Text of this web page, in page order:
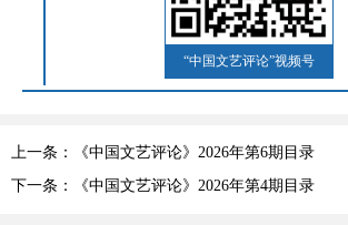
“中国文艺评论”视频号
上一条：《中国文艺评论》2026年第6期目录
下一条：《中国文艺评论》2026年第4期目录